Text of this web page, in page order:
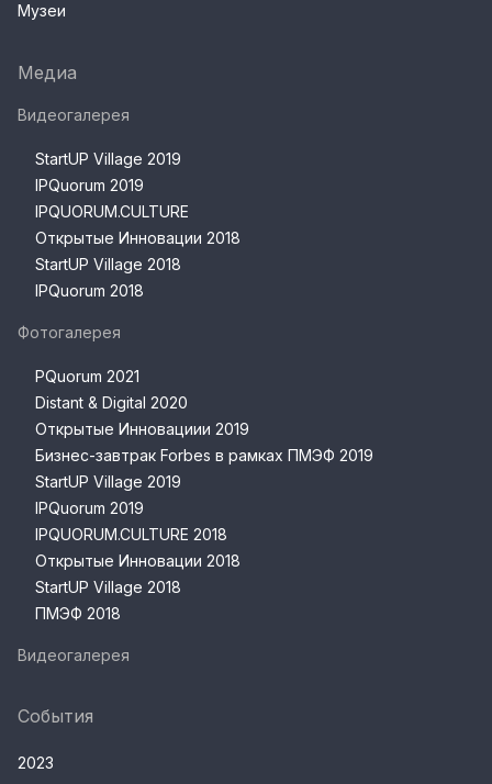
Музеи
Медиа
Видеогалерея
StartUP Village 2019
IPQuorum 2019
IPQUORUM.CULTURE
Открытые Инновации 2018
StartUP Village 2018
IPQuorum 2018
Фотогалерея
PQuorum 2021
Distant & Digital 2020
Открытые Инновациии 2019
Бизнес-завтрак Forbes в рамках ПМЭФ 2019
StartUP Village 2019
IPQuorum 2019
IPQUORUM.CULTURE 2018
Открытые Инновации 2018
StartUP Village 2018
ПМЭФ 2018
Видеогалерея
События
2023